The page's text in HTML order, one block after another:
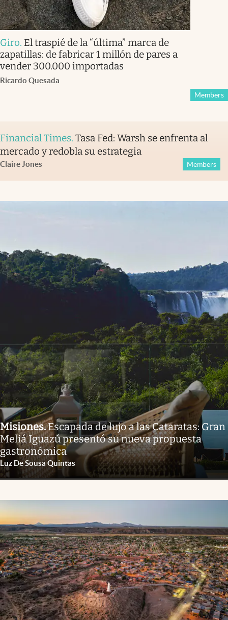
Giro. El traspié de la “última” marca de
zapatillas: de fabricar 1 millón de pares a
vender 300.000 importadas
Ricardo Quesada
Members
Financial Times. Tasa Fed: Warsh se enfrenta al
mercado y redobla su estrategia
Claire Jones Members
Misiones.Escapada de lujo a las Cataratas: Gran
Meliá Iguazú presentó su nueva propuesta
gastronómica
Luz De Sousa Quintas